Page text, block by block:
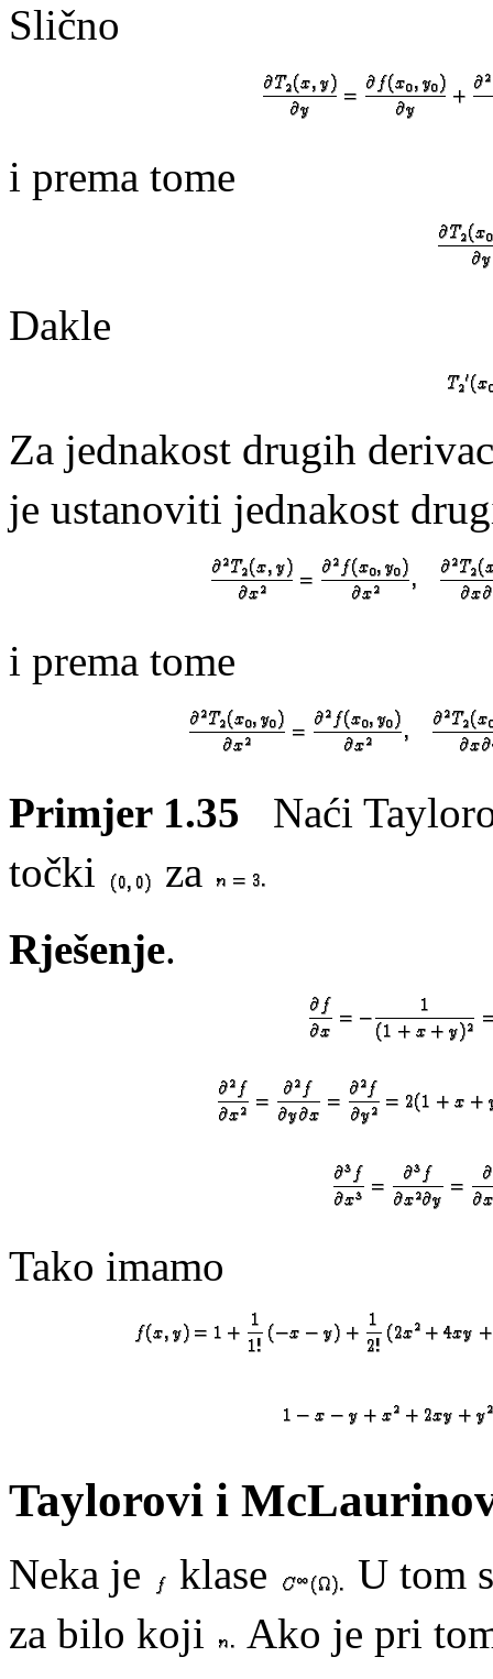
Slično
i prema tome
Dakle
Za jednakost drugih
je ustanoviti jednakost
i prema tome
Primjer 1.35 Naći
točki
za
Rješenje.
Tako imamo
Taylorovi i
Neka je klase
U tom
za bilo koji
Ako je pri